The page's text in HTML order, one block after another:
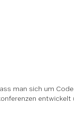
man sich um
entwickelt